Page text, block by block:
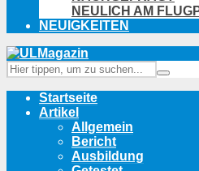
NEULICH AM
NEUIGKEITEN
Startseite
Artikel
Allgemein
Bericht
Ausbildung